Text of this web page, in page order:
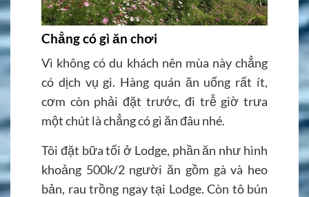
Chẳng có gì ăn chơi
Vì không có du khách nên mùa này chẳng
có dịch vụ gì. Hàng quán ăn uống rất ít,
cơm còn phải đặt trước, đi trễ giờ trưa
một chút là chẳng có gì ăn đâu nhé.
Tôi đặt bữa tối ở Lodge, phần ăn như hình
khoảng 500k/2 người ăn gồm gà và heo
bản, rau trồng ngay tại Lodge. Còn tô bún